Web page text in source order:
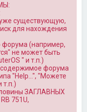
существующую,
для нахождения
форума (например,
не может быть
" и т.п.)
форума
"Help…", "Можете
т.п.)
ЗАГЛАВНЫХ
751U,